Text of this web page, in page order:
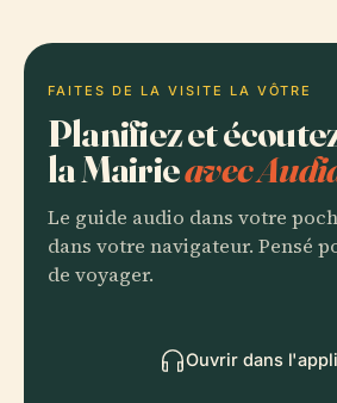
FAITES DE LA VISITE LA VÔTRE
Planifiez et
la Mairieavec
Le guide audio dans votre
dans votre navigateur. Pensé
de voyager.
Ouvrir dans